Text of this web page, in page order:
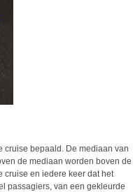
cruise bepaald. De mediaan van
de mediaan worden boven de
cruise en iedere keer dat het
passagiers, van een gekleurde